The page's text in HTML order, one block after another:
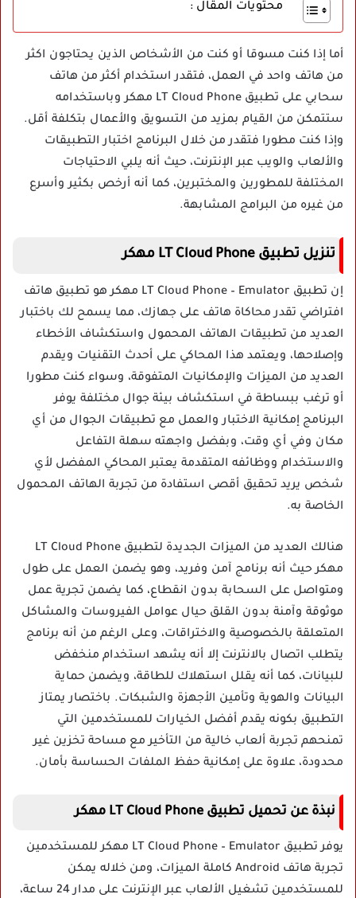
محتويات المقال :
أما إذا كنت مسوقا أو كنت من الأشخاص الذين يحتاجون اكثر
من هاتف واحد في العمل، فتقدر استخدام أكثر من هاتف
سحابي على تطبيق LT Cloud Phone مهكر وباستخدامه
ستتمكن من القيام بمزيد من التسويق والأعمال بتكلفة أقل.
وإذا كنت مطورا فتقدر من خلال البرنامج اختبار التطبيقات
والألعاب والويب عبر الإنترنت، حيث أنه يلبي الاحتياجات
المختلفة للمطورين والمختبرين، كما أنه أرخص بكثير وأسرع
من غيره من البرامج المشابهة.
تنزيل تطبيق LT Cloud Phone مهكر
إن تطبيق LT Cloud Phone – Emulator مهكر هو تطبيق هاتف
افتراضي تقدر محاكاة هاتف على جهازك، مما يسمح لك باختبار
العديد من تطبيقات الهاتف المحمول واستكشاف الأخطاء
وإصلاحها، ويعتمد هذا المحاكي على أحدث التقنيات ويقدم
العديد من الميزات والإمكانيات المتفوقة، وسواء كنت مطورا
أو ترغب ببساطة في استكشاف بيئة جوال مختلفة يوفر
البرنامج إمكانية الاختبار والعمل مع تطبيقات الجوال من أي
مكان وفي أي وقت، وبفضل واجهته سهلة التفاعل
والاستخدام ووظائفه المتقدمة يعتبر المحاكي المفضل لأي
شخص يريد تحقيق أقصى استفادة من تجربة الهاتف المحمول
الخاصة به.
هنالك العديد من الميزات الجديدة لتطبيق LT Cloud Phone
مهكر حيث أنه برنامج آمن وفريد، وهو يضمن العمل على طول
ومتواصل على السحابة بدون انقطاع، كما يضمن تجرية عمل
موثوقة وآمنة بدون القلق حيال عوامل الفيروسات والمشاكل
المتعلقة بالخصوصية والاختراقات، وعلى الرغم من أنه برنامج
يتطلب اتصال بالانترنت إلا أنه يشهد استخدام منخفض
للبيانات، كما أنه يقلل استهلاك للطاقة، ويضمن حماية
البيانات والهوية وتأمين الأجهزة والشبكات. باختصار يمتاز
التطبيق بكونه يقدم أفضل الخيارات للمستخدمين التي
تمنحهم تجربة ألعاب خالية من التأخير مع مساحة تخزين غير
محدودة، علاوة على إمكانية حفظ الملفات الحساسة بأمان.
نبذة عن تحميل تطبيق LT Cloud Phone مهكر
يوفر تطبيق LT Cloud Phone – Emulator مهكر للمستخدمين
تجربة هاتف Android كاملة الميزات، ومن خلاله يمكن
للمستخدمين تشغيل الألعاب عبر الإنترنت على مدار 24 ساعة،